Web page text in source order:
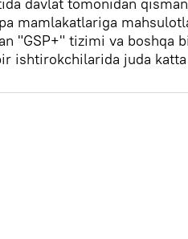
mamlakatlariga
"GSP+" tizimi va boshqa
ishtirokchilarida juda katta